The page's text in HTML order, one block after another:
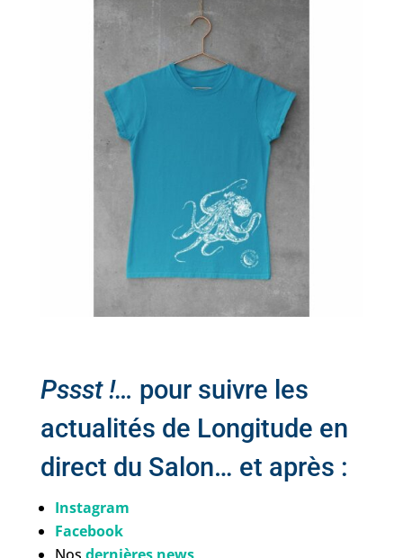
Pssst !… pour suivre les
actualités de Longitude en
direct du Salon… et après :
Instagram
Facebook